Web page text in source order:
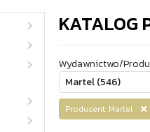
KATALOG
Wydawnictwo/
Producent: Martel